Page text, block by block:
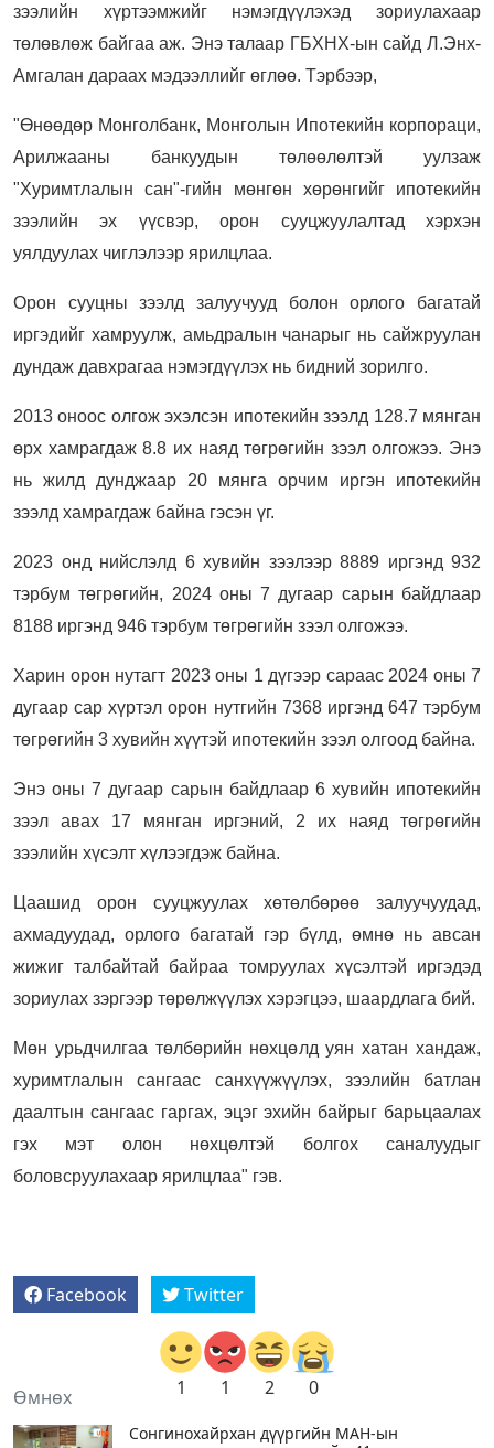
зээлийн хүртээмжийг нэмэгдүүлэхэд зориулахаар
төлөвлөж байгаа аж. Энэ талаар ГБХНХ-ын сайд Л.Энх-
Амгалан дараах мэдээллийг өглөө. Тэрбээр,
"Өнөөдөр Монголбанк, Монголын Ипотекийн корпораци,
Арилжааны банкуудын төлөөлөлтэй уулзаж
"Хуримтлалын сан"-гийн мөнгөн хөрөнгийг ипотекийн
зээлийн эх үүсвэр, орон сууцжуулалтад хэрхэн
уялдуулах чиглэлээр ярилцлаа.
Орон сууцны зээлд залуучууд болон орлого багатай
иргэдийг хамруулж, амьдралын чанарыг нь сайжруулан
дундаж давхрагаа нэмэгдүүлэх нь бидний зорилго.
2013 оноос олгож эхэлсэн ипотекийн зээлд 128.7 мянган
өрх хамрагдаж 8.8 их наяд төгрөгийн зээл олгожээ. Энэ
нь жилд дунджаар 20 мянга орчим иргэн ипотекийн
зээлд хамрагдаж байна гэсэн үг.
2023 онд нийслэлд 6 хувийн зээлээр 8889 иргэнд 932
тэрбум төгрөгийн, 2024 оны 7 дугаар сарын байдлаар
8188 иргэнд 946 тэрбум төгрөгийн зээл олгожээ.
Харин орон нутагт 2023 оны 1 дүгээр сараас 2024 оны 7
дугаар сар хүртэл орон нутгийн 7368 иргэнд 647 тэрбум
төгрөгийн 3 хувийн хүүтэй ипотекийн зээл олгоод байна.
Энэ оны 7 дугаар сарын байдлаар 6 хувийн ипотекийн
зээл авах 17 мянган иргэний, 2 их наяд төгрөгийн
зээлийн хүсэлт хүлээгдэж байна.
Цаашид орон сууцжуулах хөтөлбөрөө залуучуудад,
ахмадуудад, орлого багатай гэр бүлд, өмнө нь авсан
жижиг талбайтай байраа томруулах хүсэлтэй иргэдэд
зориулах зэргээр төрөлжүүлэх хэрэгцээ, шаардлага бий.
Мөн урьдчилгаа төлбөрийн нөхцөлд уян хатан хандаж,
хуримтлалын сангаас санхүүжүүлэх, зээлийн батлан
даалтын сангаас гаргах, эцэг эхийн байрыг барьцаалах
гэх мэт олон нөхцөлтэй болгох саналуудыг
боловсруулахаар ярилцлаа" гэв.
Facebook Twitter
1 1 2 0
Өмнөх
Сонгинохайрхан дүүргийн МАН-ын